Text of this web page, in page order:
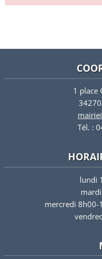
1 place
34270
Tél. :
lundi
mercredi 8h00-